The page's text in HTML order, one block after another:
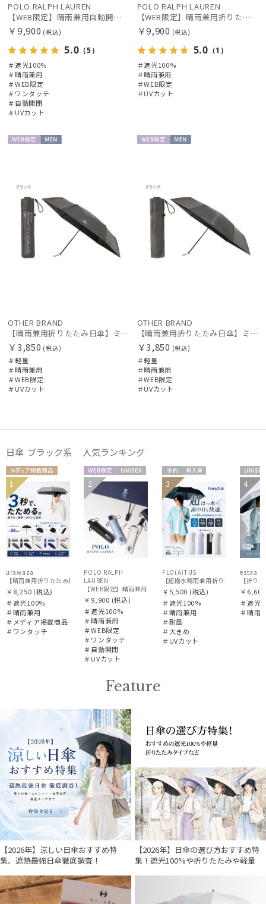
ブランド
傘機能
マフラー・ストール・スカーフ
カラー
在庫表示
販売状況
POLO RALPH LAUREN
【WEB限定】晴雨兼用自動開閉日傘 ポロ ラルフ ローレン（POLO RALPH LAUREN）ベア 遮光100 UV100 ワンタッチ開閉
￥9,900 (税込)
5.0 （5）
＃遮光100%
＃晴雨兼用
＃WEB限定
＃ワンタッチ
＃自動開閉
＃UVカット
POLO RALPH LAUREN
【WEB限定】晴雨兼用折りたたみ日傘 ポロ ラルフ ローレン（POLO RALPH LAUREN）ベア 遮光100 UV100
￥9,900 (税込)
5.0 （1）
＃遮光100%
＃晴雨兼用
＃WEB限定
＃UVカット
OTHER BRAND
【晴雨兼用折りたたみ日傘】ミズノ（MIZUNO）ワンポイントロゴ 一級遮光99.99% 遮熱 UV99％以上 晴雨兼用 軽量
￥3,850 (税込)
＃軽量
＃晴雨兼用
＃WEB限定
＃UVカット
OTHER BRAND
【晴雨兼用折りたたみ日傘】ミズノ（MIZUNO）ワンポイントロゴ 一級遮光99.99% 遮熱 UV99％以上 晴雨兼用 軽量
￥3,850 (税込)
＃軽量
＃晴雨兼用
＃WEB限定
＃UVカット
日傘 ブラック系 人気ランキング
メディア掲
載商品
UNISE
X
1
urawaza
￥8,250 (税込)
＃遮光100%
＃晴雨兼用
＃メディア掲載商品
＃ワンタッチ
WEB限
定
UNISE
2
POLO RALPH
LAUREN
【WEB限定】晴雨兼用自動開閉日傘 ポロ ラルフ ローレン（
￥9,900 (税込)
＃遮光100%
＃晴雨兼用
＃WEB限定
＃ワンタッチ
＃自動開閉
＃UVカット
予約 再入
荷
UNISE
X
3
FLO(A)TUS
【超撥水晴雨兼用折りたたみ日傘
￥5,500 (税込)
＃遮光100%
＃晴雨兼用
＃耐風
＃大きめ
＃UVカット
UNISE
X
4
estaa
￥6,600
＃遮光
＃晴雨
Feature
【2026年】涼しい日傘おすすめ特
集。遮熱最強日傘徹底調査！
【2026年】日傘の選び方おすすめ特
集！遮光100%や折りたたみや軽量